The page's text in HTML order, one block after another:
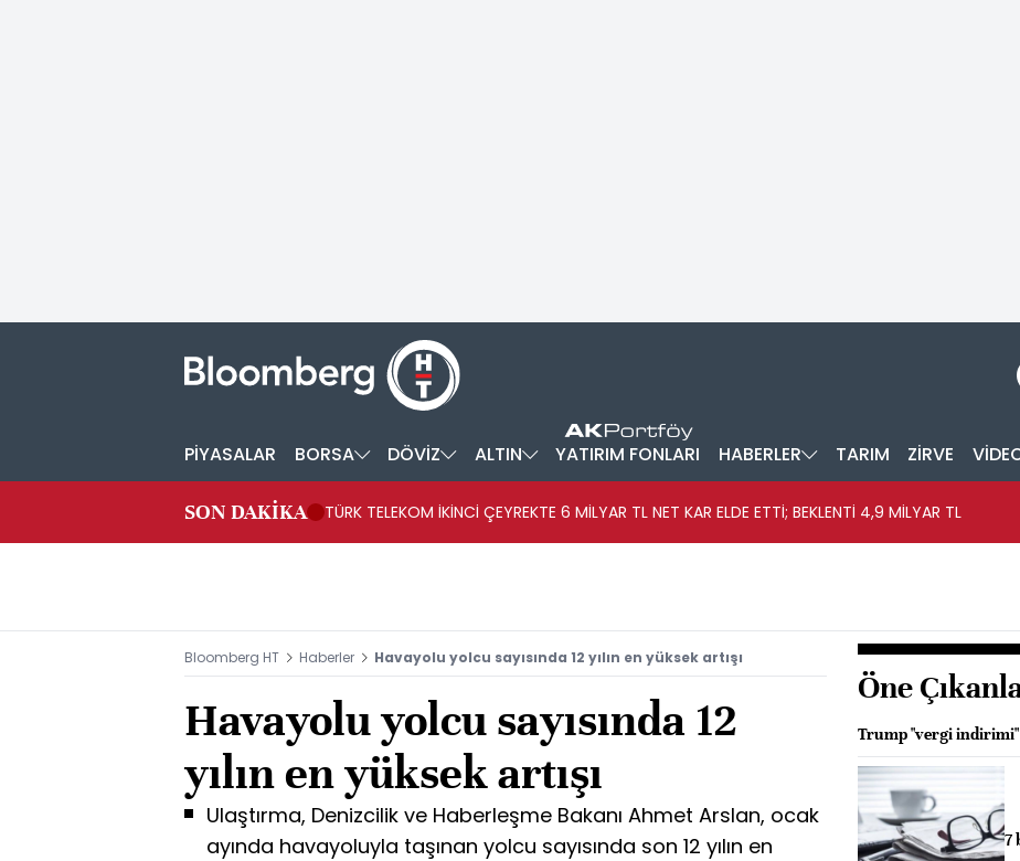
PİYASALAR BORSA DÖVİZ ALTIN YATIRIM FONLARI HABERLER TARIM ZİRVE
SON DAKİKA TÜRK TELEKOM İKİNCİ ÇEYREKTE 6 MİLYAR TL NET KAR ELDE ETTİ; BEKLENTİ 4,9 MİLYAR TL
Bloomberg HT Haberler Havayolu yolcu sayısında 12 yılın en yüksek artışı
Havayolu yolcu sayısında 12
yılın en yüksek artışı
Ulaştırma, Denizcilik ve Haberleşme Bakanı Ahmet Arslan, ocak
ayında havayoluyla taşınan yolcu sayısında son 12 yılın en
Öne
Trump "vergi indirimi"
7